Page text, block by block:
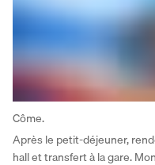
Côme.
Après le petit-déjeuner,
hall et transfert à la gare.